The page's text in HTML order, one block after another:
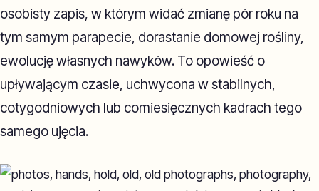
osobisty zapis, w którym widać zmianę pór roku na
tym samym parapecie, dorastanie domowej rośliny,
ewolucję własnych nawyków. To opowieść o
upływającym czasie, uchwycona w stabilnych,
cotygodniowych lub comiesięcznych kadrach tego
samego ujęcia.